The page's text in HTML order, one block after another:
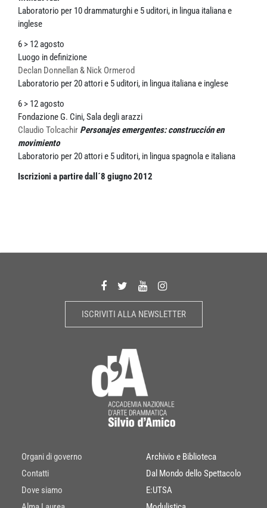
Laboratorio per 10 drammaturghi e 5 uditori, in lingua italiana e
inglese
6 > 12 agosto
Luogo in definizione
Declan Donnellan & Nick Ormerod
Laboratorio per 20 attori e 5 uditori, in lingua italiana e inglese
6 > 12 agosto
Fondazione G. Cini, Sala degli arazzi
Claudio Tolcachir Personajes emergentes: construcción en
movimiento
Laboratorio per 20 attori e 5 uditori, in lingua spagnola e italiana
Iscrizioni a partire dall´8 giugno 2012
ISCRIVITI ALLA NEWSLETTER
Organi di governo
Contatti
Dove siamo
Archivio e Biblioteca
Dal Mondo dello Spettacolo
E:UTSA